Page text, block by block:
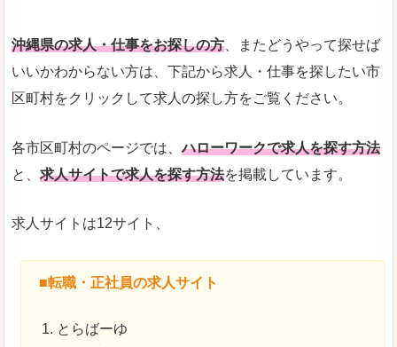
沖縄県の求人・仕事をお探しの方 、またどうやって探せば
いいかわからない方は、下記から求人・仕事を探したい市
区町村をクリックして求人の探し方をご覧ください。
各市区町村のページでは、ハローワークで求人を探す方法
と、 求人サイトで求人を探す方法を掲載しています。
求人サイトは12サイト、
■転職・正社員の求人サイト
とらばーゆ